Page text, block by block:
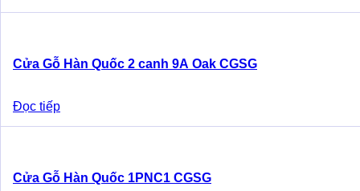
Cửa Gỗ Hàn Quốc 2 canh 9A Oak CGSG
Đọc tiếp
Cửa Gỗ Hàn Quốc 1PNC1 CGSG